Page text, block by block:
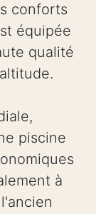
conforts
équipée
qualité
piscine
à